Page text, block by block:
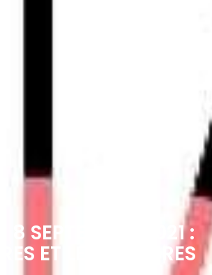
8 SEPTEMBRE 2021 :
ET LES NOMBRES